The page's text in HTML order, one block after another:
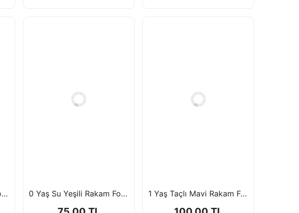
9 Yaş Su Yeşili Rakam Folyo Balon 76 cm 0 Yaş Su Yeşili Rakam Folyo Balon 76 cm 1 Yaş Taçlı Mavi Rakam Folyo Balon